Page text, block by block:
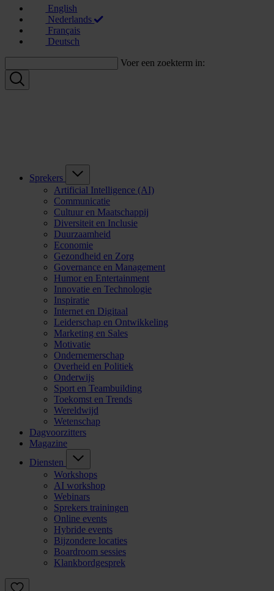
English
Nederlands
Français
Deutsch
Voer een zoekterm in:
Sprekers
Artificial Intelligence (AI)
Communicatie
Cultuur en Maatschappij
Diversiteit en Inclusie
Duurzaamheid
Economie
Gezondheid en Zorg
Governance en Management
Humor en Entertainment
Innovatie en Technologie
Inspiratie
Internet en Digitaal
Leiderschap en Ontwikkeling
Marketing en Sales
Motivatie
Ondernemerschap
Overheid en Politiek
Onderwijs
Sport en Teambuilding
Toekomst en Trends
Wereldwijd
Wetenschap
Dagvoorzitters
Magazine
Diensten
Workshops
AI workshop
Webinars
Sprekers trainingen
Online events
Hybride events
Bijzondere locaties
Boardroom sessies
Klankbordgesprek